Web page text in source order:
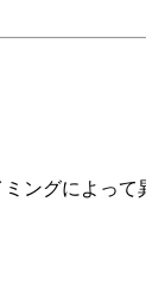
ングによっ